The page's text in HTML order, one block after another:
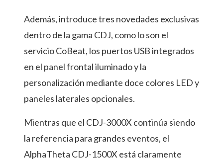
Además, introduce tres novedades exclusivas
dentro de la gama CDJ, como lo son el
servicio CoBeat, los puertos USB integrados
en el panel frontal iluminado y la
personalización mediante doce colores LED y
paneles laterales opcionales.
Mientras que el CDJ-3000X continúa siendo
la referencia para grandes eventos, el
AlphaTheta CDJ-1500X está claramente